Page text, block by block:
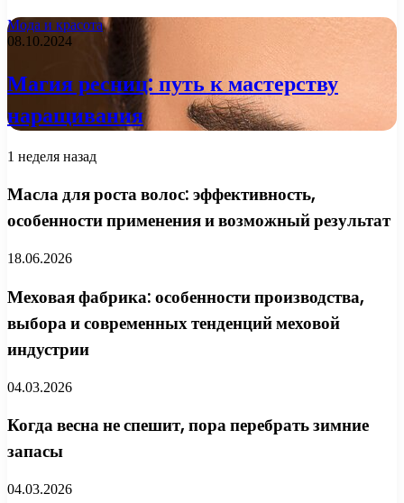
Мода и красота
08.10.2024
Магия ресниц: путь к мастерству
наращивания
1 неделя назад
Масла для роста волос: эффективность,
особенности применения и возможный результат
18.06.2026
Меховая фабрика: особенности производства,
выбора и современных тенденций меховой
индустрии
04.03.2026
Когда весна не спешит, пора перебрать зимние
запасы
04.03.2026